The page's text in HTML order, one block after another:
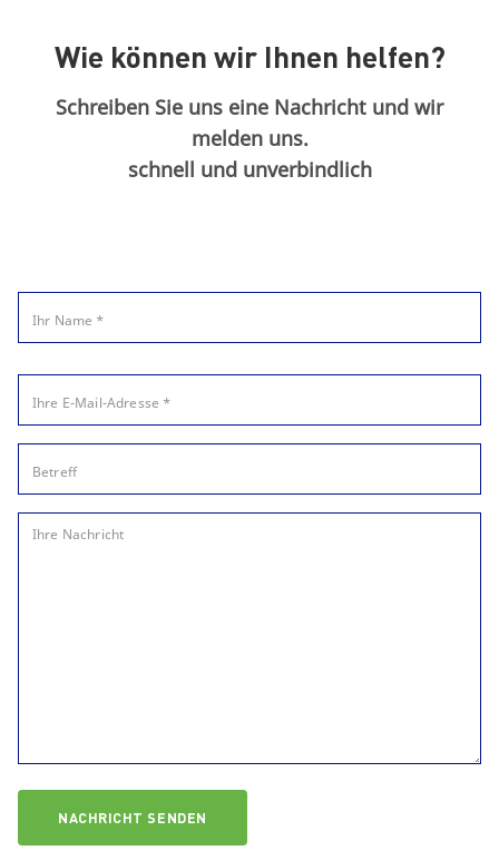
Wie können wir Ihnen helfen?
Schreiben Sie uns eine Nachricht und wir
melden uns.
schnell und unverbindlich